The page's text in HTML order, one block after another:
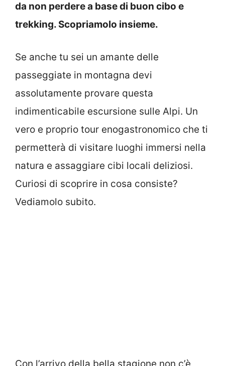
da non perdere a base di buon cibo e
trekking. Scopriamolo insieme.
Se anche tu sei un amante delle
passeggiate in montagna devi
assolutamente provare questa
indimenticabile escursione sulle Alpi. Un
vero e proprio tour enogastronomico che ti
permetterà di visitare luoghi immersi nella
natura e assaggiare cibi locali deliziosi.
Curiosi di scoprire in cosa consiste?
Vediamolo subito.